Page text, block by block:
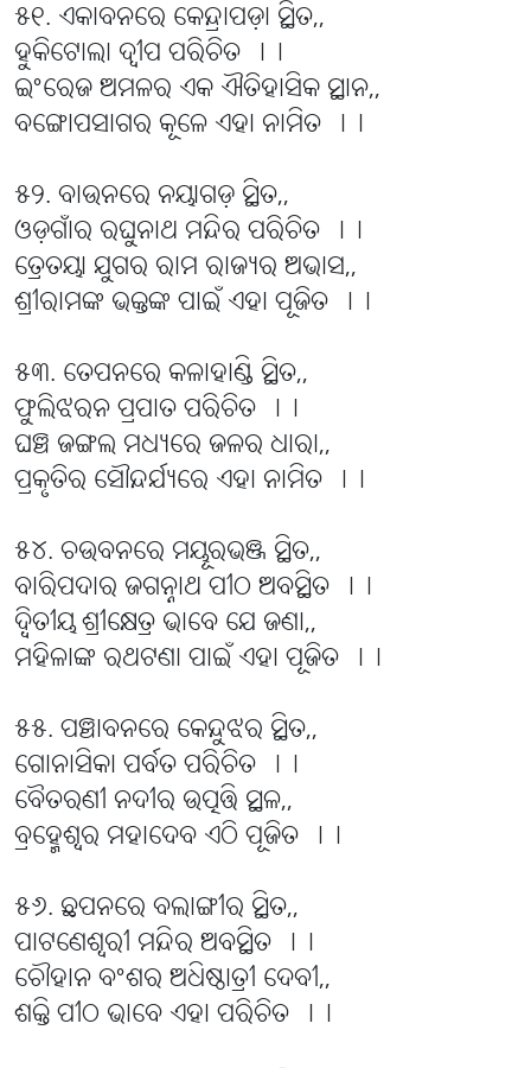
୫୧. ଏକାବନରେ କେନ୍ଦ୍ରାପଡ଼ା ସ୍ଥିତ,,
ହୁକିଟୋଲା ଦ୍ୱୀପ ପରିଚିତ ।।
ଇଂରେଜ ଅମଳର ଏକ ଐତିହାସିକ ସ୍ଥାନ,,
ବଙ୍ଗୋପସାଗର କୂଳେ ଏହା ନାମିତ ।।
୫୨. ବାଉନରେ ନୟାଗଡ଼ ସ୍ଥିତ,,
ଓଡ଼ଗାଁର ରଘୁନାଥ ମନ୍ଦିର ପରିଚିତ ।।
ତ୍ରେତୟା ଯୁଗର ରାମ ରାଜ୍ୟର ଅଭାସ,,
ଶ୍ରୀରାମଙ୍କ ଭକ୍ତଙ୍କ ପାଇଁ ଏହା ପୂଜିତ ।।
୫୩. ତେପନରେ କଳାହାଣ୍ଡି ସ୍ଥିତ,,
ଫୁଲିଝରନ ପ୍ରପାତ ପରିଚିତ ।।
ଘଞ୍ଚ ଜଙ୍ଗଲ ମଧ୍ୟରେ ଜଳର ଧାରା,,
ପ୍ରକୃତିର ସୌନ୍ଦର୍ଯ୍ୟରେ ଏହା ନାମିତ ।।
୫୪. ଚଉବନରେ ମୟୂରଭଞ୍ଜ ସ୍ଥିତ,,
ବାରିପଦାର ଜଗନ୍ନାଥ ପୀଠ ଅବସ୍ଥିତ ।।
ଦ୍ବିତୀୟ ଶ୍ରୀକ୍ଷେତ୍ର ଭାବେ ଯେ ଜଣା,,
ମହିଳାଙ୍କ ରଥଟଣା ପାଇଁ ଏହା ପୂଜିତ ।।
୫୫. ପଞ୍ଚାବନରେ କେନ୍ଦୁଝର ସ୍ଥିତ,,
ଗୋନାସିକା ପର୍ବତ ପରିଚିତ ।।
ବୈତରଣୀ ନଦୀର ଉତ୍ପତ୍ତି ସ୍ଥଳ,,
ବ୍ରହ୍ମେଶ୍ୱର ମହାଦେବ ଏଠି ପୂଜିତ ।।
୫୬. ଛପନରେ ବଲାଙ୍ଗୀର ସ୍ଥିତ,,
ପାଟଣେଶ୍ୱରୀ ମନ୍ଦିର ଅବସ୍ଥିତ ।।
ଚୌହାନ ବଂଶର ଅଧିଷ୍ଠାତ୍ରୀ ଦେବୀ,,
ଶକ୍ତି ପୀଠ ଭାବେ ଏହା ପରିଚିତ ।।